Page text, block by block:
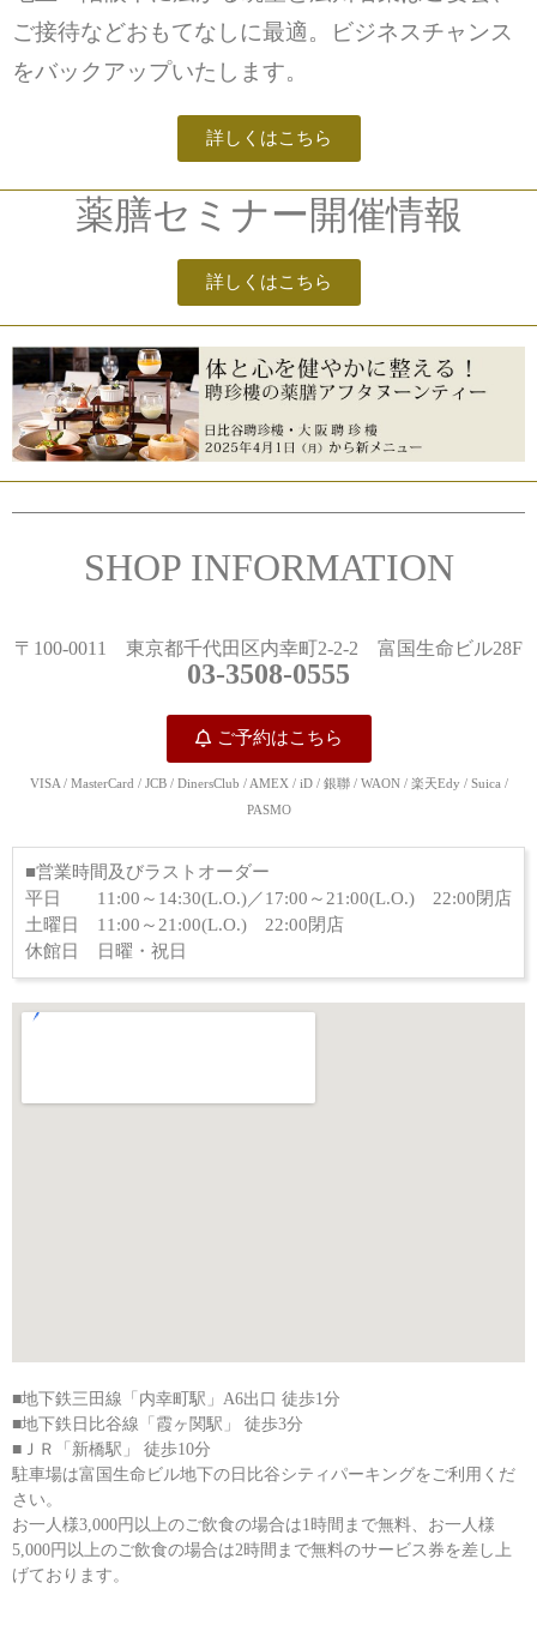
ご接待などおもてなしに最適。ビジネスチャンス
をバックアップいたします。
詳しくはこちら
薬膳セミナー開催情報
詳しくはこちら
SHOP INFORMATION
〒100-0011 東京都千代田区内幸町2-2-2 富国生命ビル28F
03-3508-0555
ご予約はこちら
VISA / MasterCard / JCB / DinersClub / AMEX / iD / 銀聯 / WAON / 楽天Edy / Suica /
PASMO
■営業時間及びラストオーダー
平日 11:00～14:30(L.O.)／17:00～21:00(L.O.) 22:00閉店
土曜日 11:00～21:00(L.O.) 22:00閉店
休館日 日曜・祝日
■地下鉄三田線「内幸町駅」A6出口 徒歩1分
■地下鉄日比谷線「霞ヶ関駅」 徒歩3分
■ＪＲ「新橋駅」 徒歩10分
駐車場は富国生命ビル地下の日比谷シティパーキングをご利用くだ
さい。
お一人様3,000円以上のご飲食の場合は1時間まで無料、お一人様
5,000円以上のご飲食の場合は2時間まで無料のサービス券を差し上
げております。